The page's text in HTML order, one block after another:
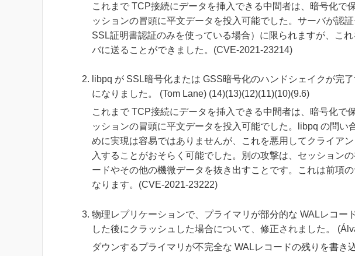
これまで TCP接続にデータを挿入できる中間者は、暗号化で
ッションの冒頭に平文データを投入可能でした。サーバが認
SSL証明書認証のみを使っている場合）に限られますが、こ
バに送ることができました。(CVE-2021-23214)
libpq が SSL暗号化または GSS暗号化のハンドシェイクが完
になりました。 (Tom Lane) (14)(13)(12)(11)(10)(9.6)
これまで TCP接続にデータを挿入できる中間者は、暗号化で
ッションの冒頭に平文データを投入可能でした。libpq の問い
めに実現は容易ではありませんが、これを悪用してクライア
入することがおそらく可能でした。別の攻撃は、セッション
ードやその他の機微データを抜き出すことです。これは前項
なります。(CVE-2021-23222)
物理レプリケーションで、プライマリが部分的な WALレコー
した後にクラッシュした場合について、修正されました。
ダウンするプライマリが不完全な WALレコードの残りを書き